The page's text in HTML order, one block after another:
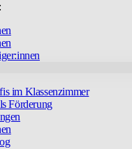
im Klassenzimmer
Förderung